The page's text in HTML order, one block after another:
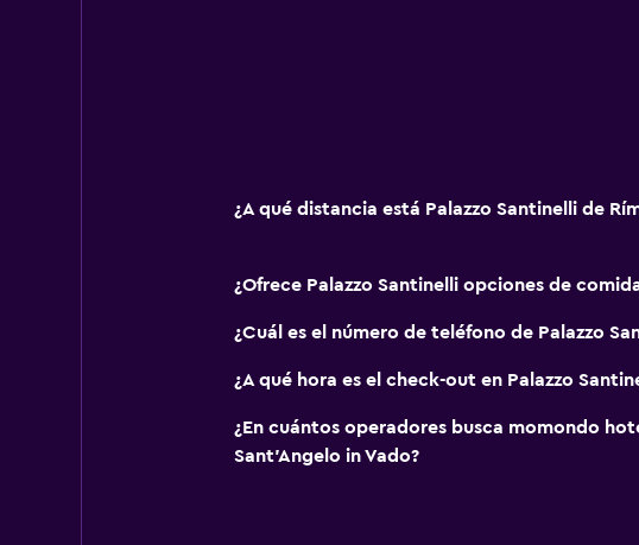
Para no fumadores
Áreas designadas para fumadores
Instalaciones para reuniones
¿A qué distancia está Palazzo Santinelli de
¿Ofrece Palazzo Santinelli opciones de
¿Cuál es el número de teléfono de Palazzo
¿A qué hora es el check-out en Palazzo
¿En cuántos operadores busca momondo
Sant'Angelo in Vado?